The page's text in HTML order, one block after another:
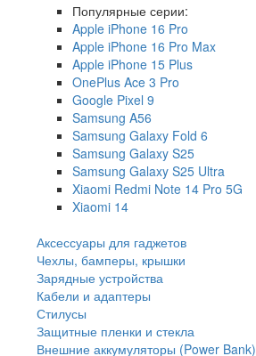
Популярные серии:
Apple iPhone 16 Pro
Apple iPhone 16 Pro Max
Apple iPhone 15 Plus
OnePlus Ace 3 Pro
Google Pixel 9
Samsung A56
Samsung Galaxy Fold 6
Samsung Galaxy S25
Samsung Galaxy S25 Ultra
Xiaomi Redmi Note 14 Pro 5G
Xiaomi 14
Аксессуары для гаджетов
Чехлы, бамперы, крышки
Зарядные устройства
Кабели и адаптеры
Стилусы
Защитные пленки и стекла
Внешние аккумуляторы (Power Bank)